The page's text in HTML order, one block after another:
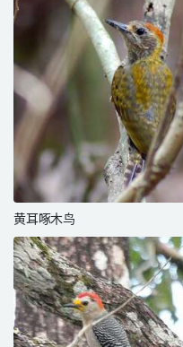
黄耳啄木鸟